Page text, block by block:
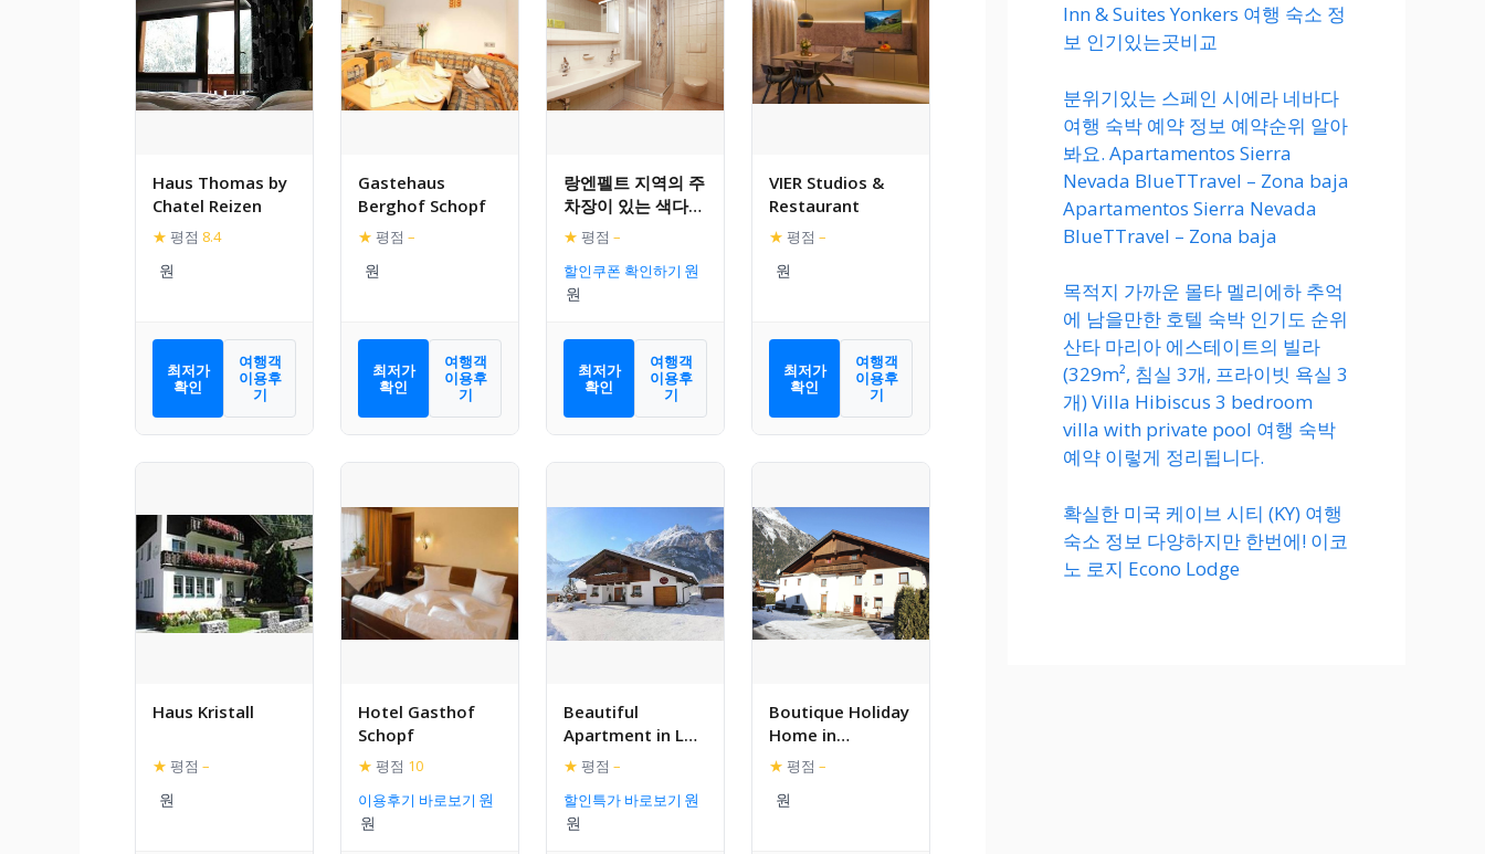
Haus Thomas by
Chatel Reizen
★ 평점 8.4
최저가
확인
여행객
이용후
기
Gastehaus
Berghof Schopf
★ 평점 –
최저가
확인
여행객
이용후
기
랑엔펠트 지역의 주
차장이 있는 색다른
아파트먼트
★ 평점 –
할인쿠폰 확인하기
최저가
확인
여행객
이용후
기
VIER Studios &
Restaurant
★ 평점 –
최저가
확인
여행객
이용후
기
Haus Kristall
★ 평점 –
Hotel Gasthof
Schopf
★ 평점 10
이용후기 바로보기
Beautiful
Apartment in L
ngenfeld with
★ 평점 –
할인특가 바로보기
Boutique Holiday
Home in
Langenfeld near
★ 평점 –
Inn & Suites Yonkers 여행 숙소 정
보 인기있는곳비교
분위기있는 스페인 시에라 네바다
여행 숙박 예약 정보 예약순위 알아
봐요. Apartamentos Sierra
Nevada BlueTTravel – Zona baja
Apartamentos Sierra Nevada
BlueTTravel – Zona baja
목적지 가까운 몰타 멜리에하 추억
에 남을만한 호텔 숙박 인기도 순위
산타 마리아 에스테이트의 빌라
(329m², 침실 3개, 프라이빗 욕실 3
개) Villa Hibiscus 3 bedroom
villa with private pool 여행 숙박
예약 이렇게 정리됩니다.
확실한 미국 케이브 시티 (KY) 여행
숙소 정보 다양하지만 한번에! 이코
노 로지 Econo Lodge